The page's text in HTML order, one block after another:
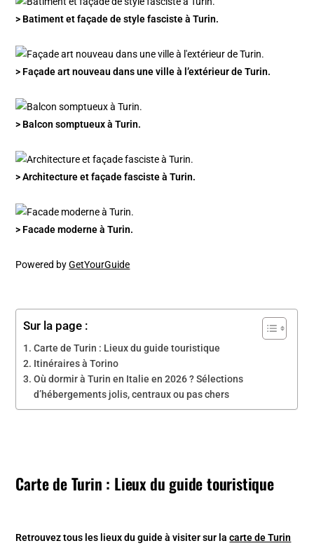
> Batiment et façade de style fasciste à Turin.
> Façade art nouveau dans une ville à l’extérieur de Turin.
> Balcon somptueux à Turin.
> Architecture et façade fasciste à Turin.
> Facade moderne à Turin.
Powered byGetYourGuide
Sur la page :
Carte de Turin : Lieux du guide touristique
Itinéraires à Torino
Où dormir à Turin en Italie en 2026 ? Sélections
d’hébergements jolis, centraux ou pas chers
Carte de Turin : Lieux du guide touristique
Retrouvez tous les lieux du guide à visiter sur lacarte de Turin